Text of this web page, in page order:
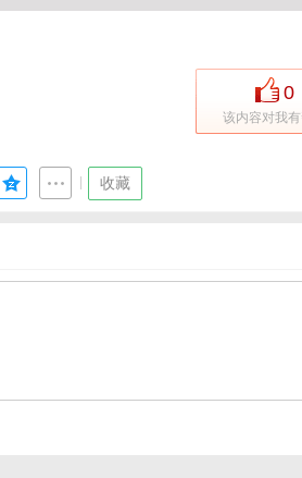
0
该内容对我
收藏